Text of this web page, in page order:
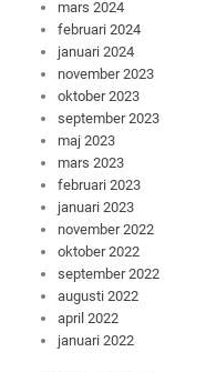
mars 2024
februari 2024
januari 2024
november 2023
oktober 2023
september 2023
maj 2023
mars 2023
februari 2023
januari 2023
november 2022
oktober 2022
september 2022
augusti 2022
april 2022
januari 2022